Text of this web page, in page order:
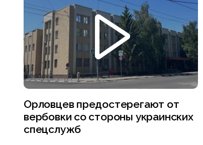
Орловцев предостерегают от
вербовки со стороны украинских
спецслужб